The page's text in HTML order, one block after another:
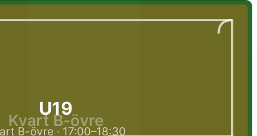
U19
B-övre · 17:00–18:30
Kvart B-övre